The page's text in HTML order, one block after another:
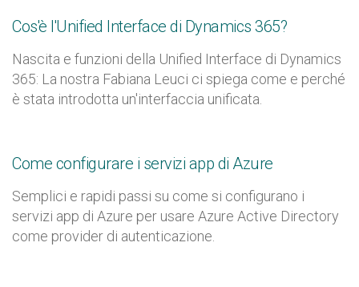
Cos'è l'Unified Interface di Dynamics 365?
Nascita e funzioni della Unified Interface di Dynamics
365: La nostra Fabiana Leuci ci spiega come e perché
è stata introdotta un'interfaccia unificata.
Come configurare i servizi app di Azure
Semplici e rapidi passi su come si configurano i
servizi app di Azure per usare Azure Active Directory
come provider di autenticazione.